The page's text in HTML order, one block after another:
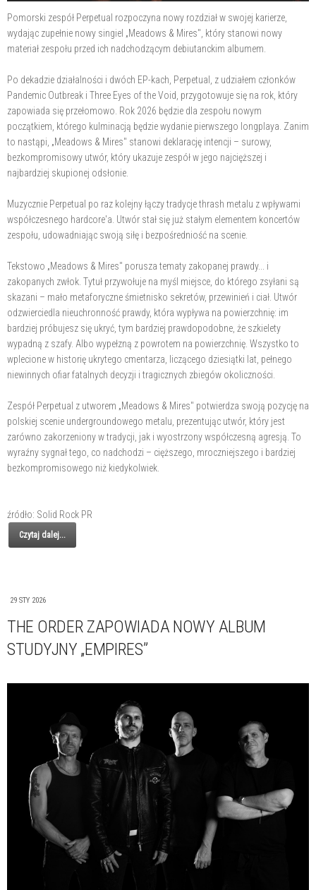
Pomorski zespół Perpetual rozpoczyna nowy rozdział w swojej karierze,
wydając zupełnie nowy singiel „Meadows & Mires", który stanowi nowy
materiał zespołu przed ich nadchodzącym debiutanckim albumem.
Po dekadzie działalności i dwóch EP-kach, Perpetual, z udziałem członków
Pandemic Outbreak i Three Eyes of the Void, przygotowuje się na rok, który
zapowiada się przełomowo. Rok 2026 będzie dla zespołu nowym
początkiem, którego kulminacją będzie wydanie pierwszego longplaya. Zanim
to nastąpi, „Meadows & Mires" stanowi deklarację intencji – surowy,
bezkompromisowy utwór, który ukazuje zespół w jego najcięższej i
najbardziej skupionej odsłonie.
Muzycznie Perpetual po raz kolejny łączy tradycje thrash metalu z wpływami
współczesnego hardcore'a. Utwór stał się już stałym elementem koncertów
zespołu, udowadniając swoją siłę i bezpośredniość na scenie.
Tekstowo „Meadows & Mires" porusza tematy zakopanej prawdy... i
zakopanych zwłok. Tytuł przywołuje na myśl miejsce, do którego zsyłani są
skazani – mało metaforyczne śmietnisko sekretów, przewinień i ciał. Utwór
odzwierciedla nieuchronność prawdy, która wypływa na powierzchnię: im
bardziej próbujesz się ukryć, tym bardziej prawdopodobne, że szkielety
wypadną z szafy. Albo wypełzną z powrotem na powierzchnię. Wszystko to
wplecione w historię ukrytego cmentarza, liczącego dziesiątki lat, pełnego
niewinnych ofiar fatalnych decyzji i tragicznych zbiegów okoliczności.
Zespół Perpetual z utworem „Meadows & Mires" potwierdza swoją pozycję na
polskiej scenie undergroundowego metalu, prezentując utwór, który jest
zarówno zakorzeniony w tradycji, jak i wyostrzony współczesną agresją. To
wyraźny sygnał tego, co nadchodzi – cięższego, mroczniejszego i bardziej
bezkompromisowego niż kiedykolwiek.
źródło: Solid Rock PR
Czytaj dalej...
29 STY 2026
THE ORDER ZAPOWIADA NOWY ALBUM
STUDYJNY „EMPIRES”